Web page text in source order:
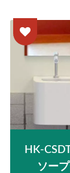
HK-CSDT
ソープ